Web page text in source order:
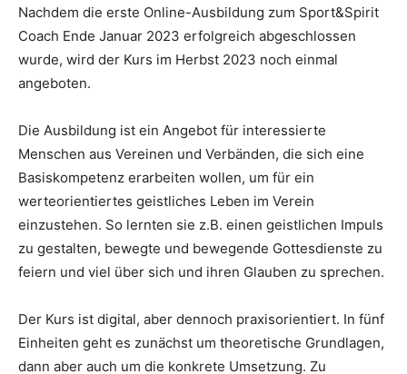
Nachdem die erste Online-Ausbildung zum Sport&Spirit
Coach Ende Januar 2023 erfolgreich abgeschlossen
wurde, wird der Kurs im Herbst 2023 noch einmal
angeboten.
Die Ausbildung ist ein Angebot für interessierte
Menschen aus Vereinen und Verbänden, die sich eine
Basiskompetenz erarbeiten wollen, um für ein
werteorientiertes geistliches Leben im Verein
einzustehen. So lernten sie z.B. einen geistlichen Impuls
zu gestalten, bewegte und bewegende Gottesdienste zu
feiern und viel über sich und ihren Glauben zu sprechen.
Der Kurs ist digital, aber dennoch praxisorientiert. In fünf
Einheiten geht es zunächst um theoretische Grundlagen,
dann aber auch um die konkrete Umsetzung. Zu